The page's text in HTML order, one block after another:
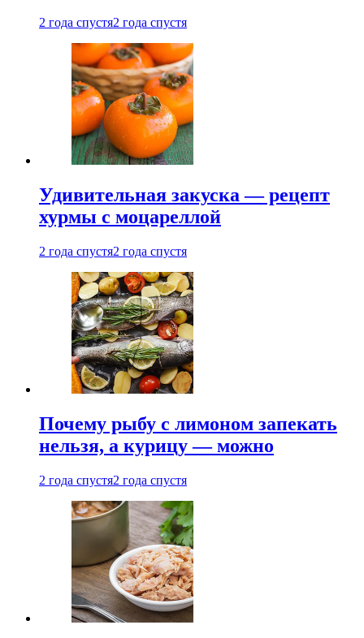
2 года спустя2 года спустя
Удивительная закуска — рецепт
хурмы с моцареллой
2 года спустя2 года спустя
Почему рыбу с лимоном запекать
нельзя, а курицу — можно
2 года спустя2 года спустя